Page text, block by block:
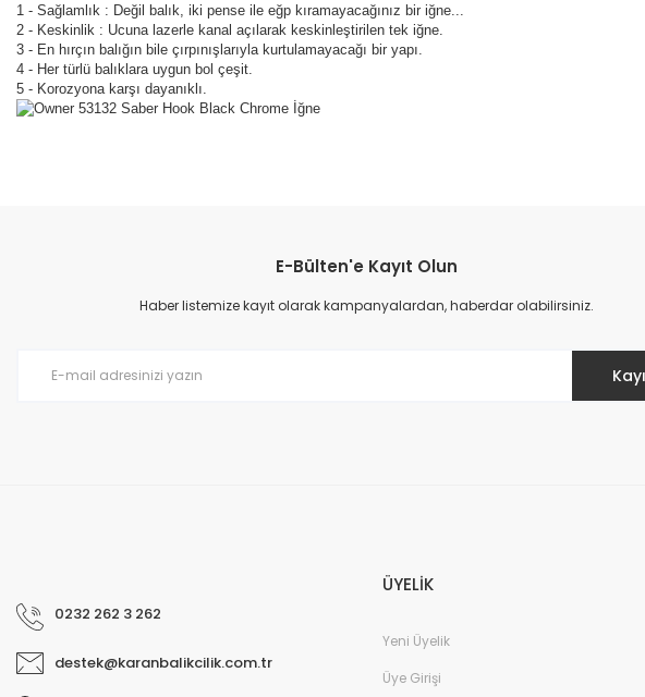
1 - Sağlamlık : Değil balık, iki pense ile eğp kıramayacağınız bir iğne...
2 - Keskinlik : Ucuna lazerle kanal açılarak keskinleştirilen tek iğne.
3 - En hırçın balığın bile çırpınışlarıyla kurtulamayacağı bir yapı.
4 - Her türlü balıklara uygun bol çeşit.
5 - Korozyona karşı dayanıklı.
Ürün resmi kalitesiz, bozuk veya görüntülenemiyor.
Ürün açıklamasında eksik bilgiler bulunuyor.
E-Bülten'e Kayıt Olun
Haber listemize kayıt olarak kampanyalardan, haberdar olabilirsiniz.
0232 262 3 262
destek@karanbalikcilik.com.tr
ÜYELİK
Yeni Üyelik
Üye Girişi